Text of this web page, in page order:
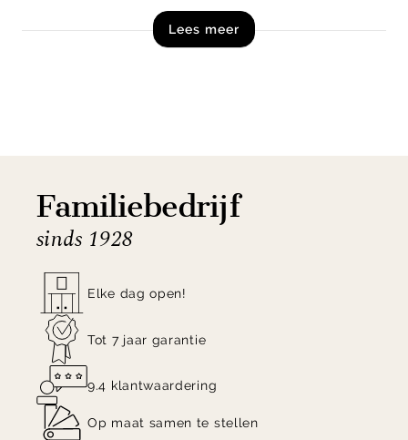
hoes extra praktisch is in dagelijks gebruik.
Let op! Dit product is een zelfmontage artikel en
wordt in losse onderdelen, inclusief handleiding,
Lees meer
Familiebedrijf
sinds 1928
Elke dag open!
Tot 7 jaar garantie
9.4 klantwaardering
Op maat samen te stellen